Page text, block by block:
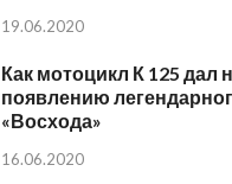
19.06.2020
Как мотоцикл К 125 дал
появлению
«Восхода»
16.06.2020